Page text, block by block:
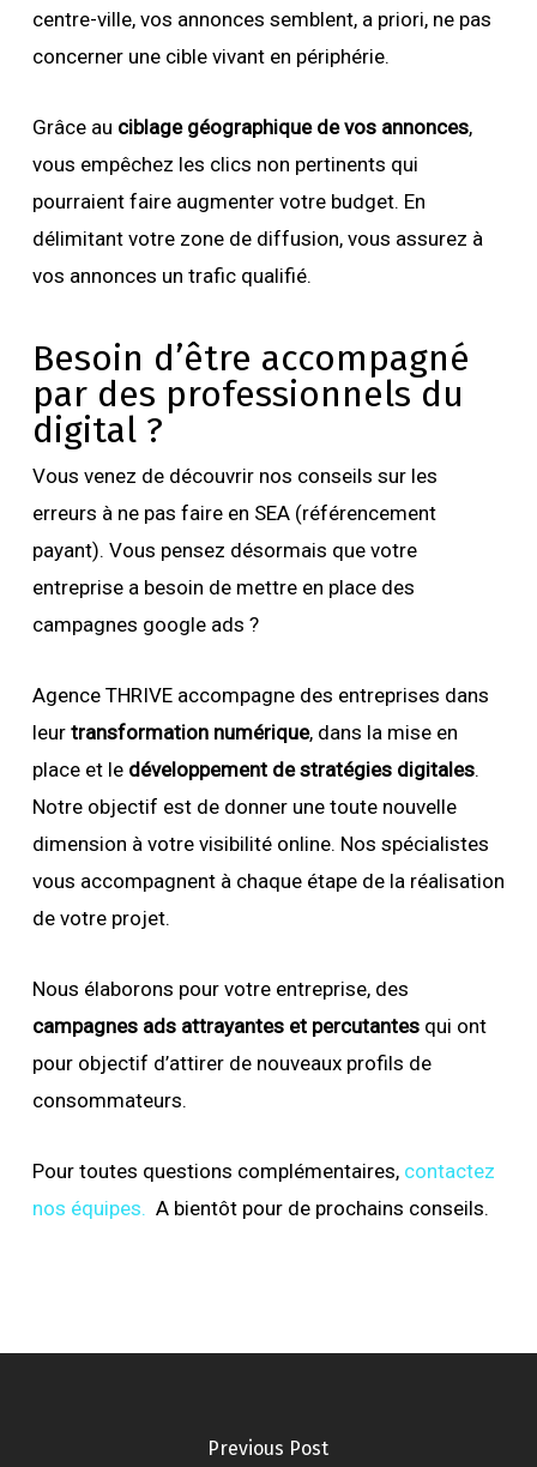
centre-ville, vos annonces semblent, a priori, ne pas
concerner une cible vivant en périphérie.
Grâce au ciblage géographique de vos annonces,
vous empêchez les clics non pertinents qui
pourraient faire augmenter votre budget. En
délimitant votre zone de diffusion, vous assurez à
vos annonces un trafic qualifié.
Besoin d’être accompagné
par des professionnels du
digital ?
Vous venez de découvrir nos conseils sur les
erreurs à ne pas faire en SEA (référencement
payant). Vous pensez désormais que votre
entreprise a besoin de mettre en place des
campagnes google ads ?
Agence THRIVE accompagne des entreprises dans
leur transformation numérique, dans la mise en
place et le développement de stratégies digitales.
Notre objectif est de donner une toute nouvelle
dimension à votre visibilité online. Nos spécialistes
vous accompagnent à chaque étape de la réalisation
de votre projet.
Nous élaborons pour votre entreprise, des
campagnes ads attrayantes et percutantesqui ont
pour objectif d’attirer de nouveaux profils de
consommateurs.
Pour toutes questions complémentaires, contactez
nos équipes. A bientôt pour de prochains conseils.
Previous Post